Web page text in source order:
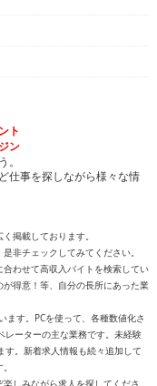
ン
。
事を探しながら様々な情
掲載しております。
非チェックしてみてください。
わせて高収入バイトを検索してい
得意！等、自分の長所にあった業
す。PCを使って、各種数値化さ
レーターの主な業務です。未経験
す。新着求人情報も続々追加して
。
しみながら求人を探してくださ